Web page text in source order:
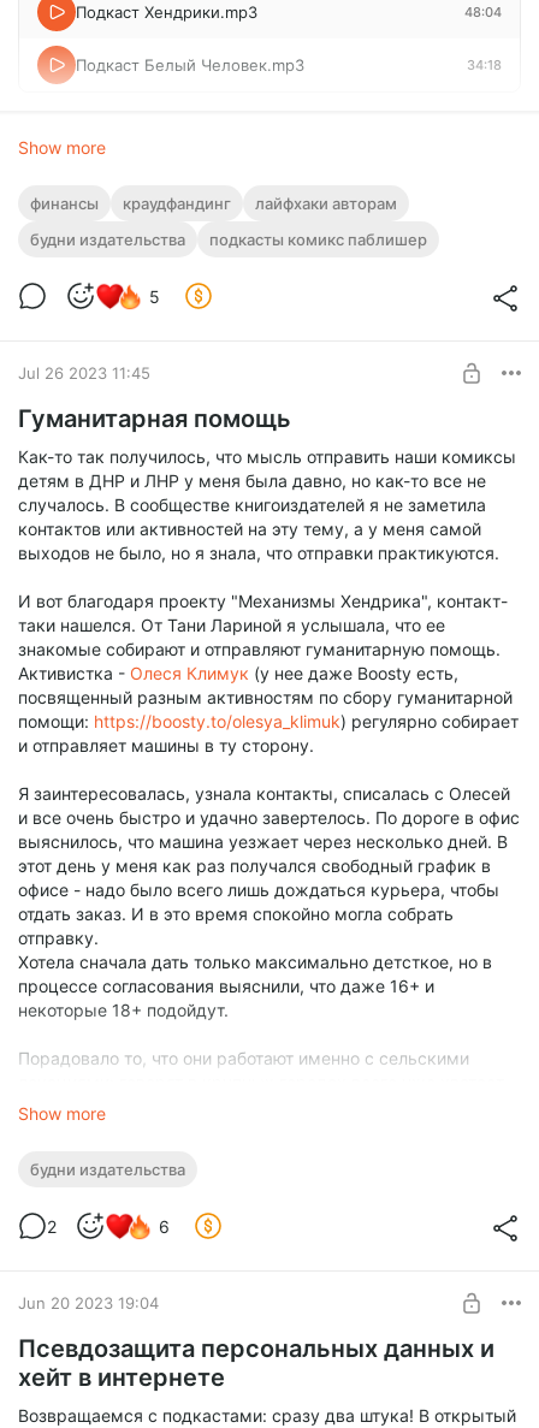
Подкаст Хендрики.mp3 48:04
Подкаст Белый Человек.mp3 34:18
Show more
финансы краудфандинг
лайфхаки авторам
будни издательства
подкасты комикс паблишер
5
Jul 26 2023 11:45
Гуманитарная помощь
Как-то так получилось, что мысль отправить наши комиксы
детям в ДНР и ЛНР у меня была давно, но как-то все не
случалось. В сообществе книгоиздателей я не заметила
контактов или активностей на эту тему, а у меня самой
выходов не было, но я знала, что отправки практикуются.
И вот благодаря проекту "Механизмы Хендрика", контакт-
таки нашелся. От Тани Лариной я услышала, что ее
знакомые собирают и отправляют гуманитарную помощь.
Активистка - Олеся Климук (у нее даже Boosty есть,
посвященный разным активностям по сбору гуманитарной
помощи: https://boosty.to/olesya_klimuk) регулярно собирает
и отправляет машины в ту сторону.
Я заинтересовалась, узнала контакты, списалась с Олесей
и все очень быстро и удачно завертелось. По дороге в офис
выяснилось, что машина уезжает через несколько дней. В
этот день у меня как раз получался свободный график в
офисе - надо было всего лишь дождаться курьера, чтобы
отдать заказ. И в это время спокойно могла собрать
отправку.
Хотела сначала дать только максимально детсткое, но в
процессе согласования выяснили, что даже 16+ и
некоторые 18+ подойдут.
Порадовало то, что они работают именно с сельскими
а вот в селах и небольших городках - нет.
отвезла на склад. Через день машина уже отправилась в
Думаю, это не единственная наша поставка, пусть дети и
комиксы!
Show more
будни издательства
2 6
Jun 20 2023 19:04
Псевдозащита персональных данных и
хейт в интернете
Возвращаемся с подкастами: сразу два штука! В открытый